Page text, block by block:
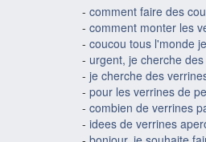
- comment faire des
- comment monter les
- coucou tous l'monde
- urgent, je cherche
- je cherche des
- pour les verrines de
- combien de verrines
- idees de verrines